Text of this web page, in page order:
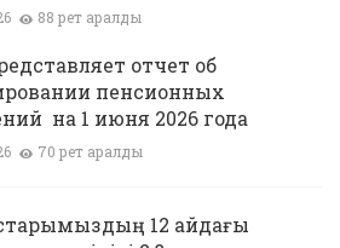
88 рет қаралды
отчет об
пенсионных
на 1 июня 2026 года
70 рет қаралды
12 айдағы